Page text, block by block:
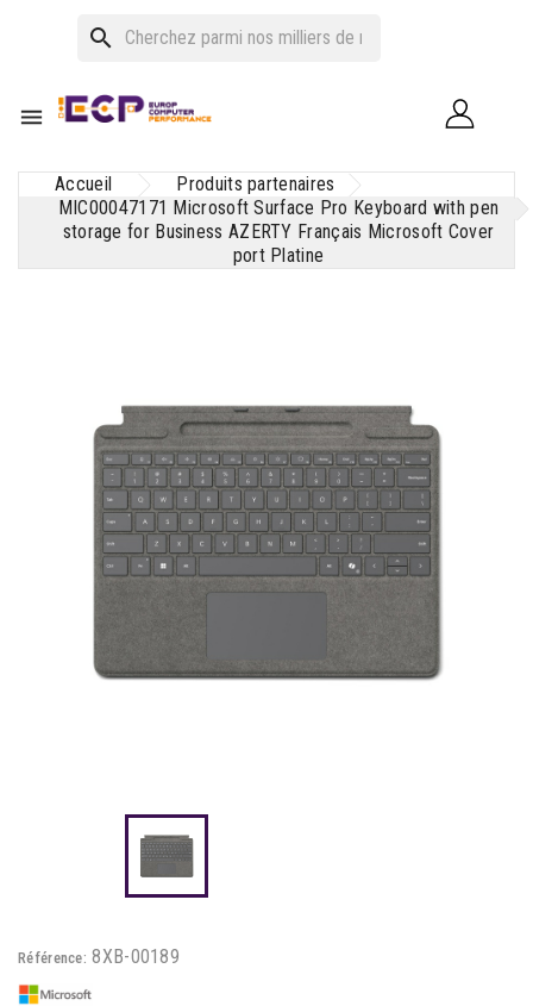
search

Accueil
Produits partenaires
MIC00047171 Microsoft Surface Pro Keyboard with pen
storage for Business AZERTY Français Microsoft Cover
port Platine
Référence: 8XB-00189